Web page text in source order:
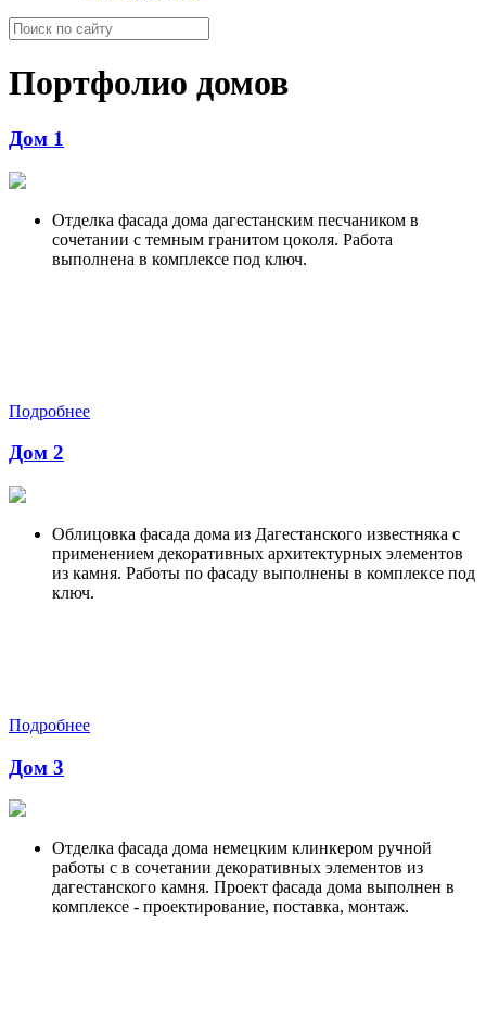
Портфолио домов
Дом 1
Отделка фасада дома дагестанским песчаником в
сочетании с темным гранитом цоколя. Работа
выполнена в комплексе под ключ.
Подробнее
Дом 2
Облицовка фасада дома из Дагестанского известняка с
применением декоративных архитектурных элементов
из камня. Работы по фасаду выполнены в комплексе под
ключ.
Подробнее
Дом 3
Отделка фасада дома немецким клинкером ручной
работы с в сочетании декоративных элементов из
дагестанского камня. Проект фасада дома выполнен в
комплексе - проектирование, поставка, монтаж.